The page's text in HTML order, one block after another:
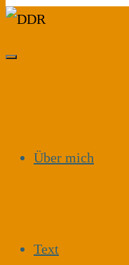
Über mich
Text